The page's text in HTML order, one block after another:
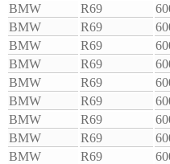
BMW
R69
BMW
R69
BMW
R69
BMW
R69
BMW
R69
BMW
R69
BMW
R69
BMW
R69
BMW
R69